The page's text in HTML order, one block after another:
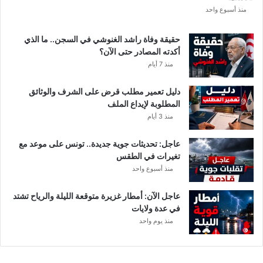
ا
ر
و
ر
ي
ا
ح
ق
ة
ب
ه
ذ
ه
ا
ل
ج
منذ أسبوع واحد
حقيقة وفاة راشد الغنوشي في السجن.. ما الذي
أكدته المصادر حتى الآن؟
منذ 7 أيام
دليل تعمير مطلب قرض على الشرف والوثائق
المطلوبة لإيداع الملف
منذ 3 أيام
عاجل: تحديثات جوية جديدة.. تونس على موعد مع
تغيرات في الطقس
منذ أسبوع واحد
عاجل الآن: أمطار غزيرة متوقعة الليلة والرياح تشتد
في عدة ولايات
منذ يوم واحد